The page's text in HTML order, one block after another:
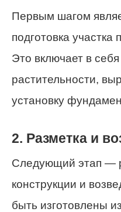
Первым шагом
подготовка участка
Это включает в
растительности,
установку
2. Разметка и
Следующий этап —
конструкции и
быть изготовлены